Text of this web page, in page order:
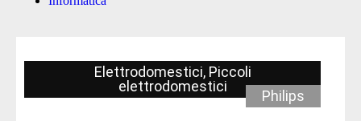
Elettrodomestici, Piccoli
elettrodomestici
Philips